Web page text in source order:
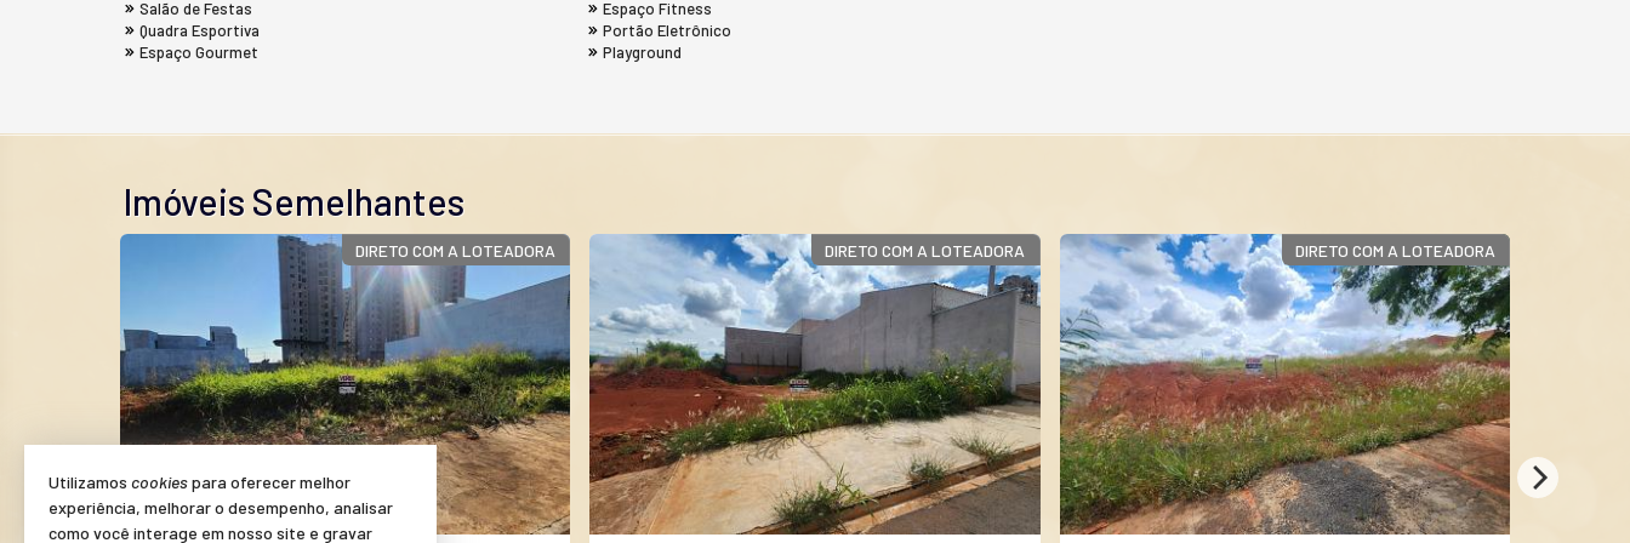
Salão de Festas
Quadra Esportiva
Espaço Gourmet
Espaço Fitness
Portão Eletrônico
Playground
Imóveis Semelhantes
DIRETO COM A LOTEADORA DIRETO COM A LOTEADORA DIRETO COM A LOTEADORA
Utilizamos cookiespara oferecer melhor
experiência, melhorar o desempenho, analisar
como você interage em nosso site e gravar